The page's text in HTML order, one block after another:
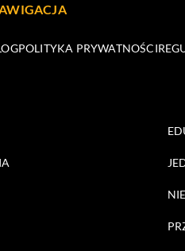
POLITYKA PRYWATNOŚCI